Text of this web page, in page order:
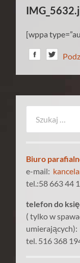
[wppa
Biuro
e-mail:
tel.:58 663 44
telefon do
( tylko w
umierających):
tel. 516 368